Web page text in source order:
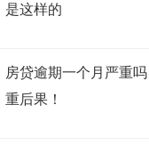
是这样的
房贷逾期一个月严重
重后果！